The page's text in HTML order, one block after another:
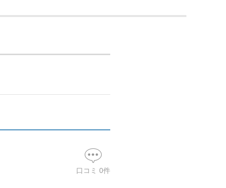
口コミ 0件